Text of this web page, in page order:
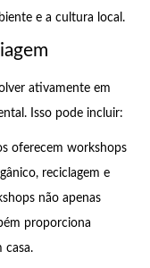
e a cultura local.
ativamente em
Isso pode incluir:
oferecem workshops
reciclagem e
não apenas
proporciona
casa.